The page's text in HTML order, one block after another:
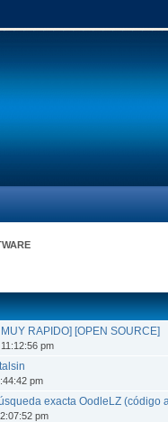
RAPIDO] [OPEN SOURCE]
pm
pm
exacta OodleLZ (código
pm